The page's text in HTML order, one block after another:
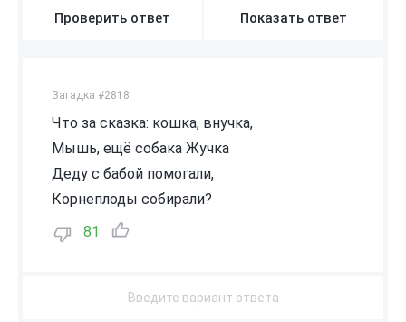
Проверить ответ Показать ответ
Загадка #2818
Что за сказка: кошка, внучка,
Мышь, ещё собака Жучка
Деду с бабой помогали,
Корнеплоды собирали?
81